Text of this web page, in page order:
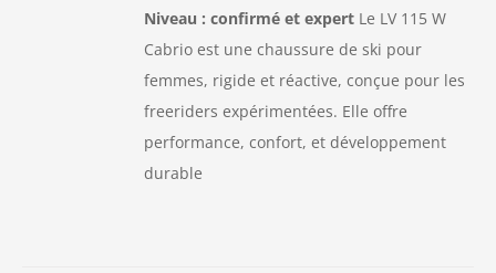
Niveau : confirmé et expert Le LV 115 W
Cabrio est une chaussure de ski pour
femmes, rigide et réactive, conçue pour les
freeriders expérimentées. Elle offre
performance, confort, et développement
durable